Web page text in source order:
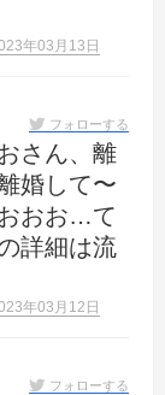
年03月13日
フォローする
さん、離
婚して〜
おお…て
詳細は流
年03月12日
フォローする